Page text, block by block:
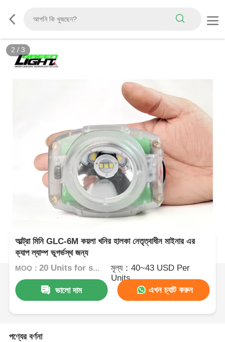
2 / 3
আল্ট্রা মিনি GLC-6M কয়লা খনির হালকা নেতৃত্বাধীন মাইনার এর
ক্যাপ ল্যাম্প ভূগর্ভস্থ জন্য
MOQ：20 Units for sample order; নমুনা অর্ডারের জন্য 20
মূল্য：40~43 USD Per
Units
ভালো দাম
এখন চ্যাট করুন
পণ্যের বর্ণনা